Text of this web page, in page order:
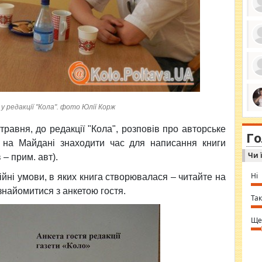
редакції "Кола". фото Юлії Корж
до редакції "Кола", розповів про авторське
Майдані знаходити час для написання книги
– прим. авт).
умови, в яких книга створювалася – читайте на
з анкетою гостя.
за
ми
in
⇒
Чи
Ні
Так
Ще